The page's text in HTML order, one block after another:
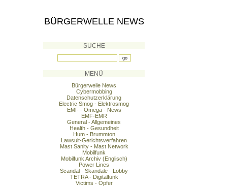
BÜRGERWELLE NEWS
SUCHE
MENÜ
Bürgerwelle News
Cybermobbing
Datenschutzerklärung
Electric Smog - Elektrosmog
EMF - Omega - News
EMF-EMR
General - Allgemeines
Health - Gesundheit
Hum - Brummton
Lawsuit-Gerichtsverfahren
Mast Sanity - Mast Network
Mobilfunk
Mobilfunk Archiv (Englisch)
Power Lines
Scandal - Skandale - Lobby
TETRA - Digitalfunk
Victims - Opfer